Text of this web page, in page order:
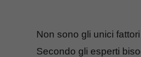
Non sono gli unici
Secondo gli esperti